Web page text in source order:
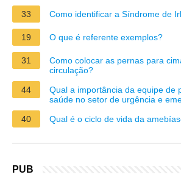
33
Como identificar a Síndrome de
19 O que é referente exemplos?
31
Como colocar as pernas para
circulação?
44
Qual a importância da equipe de
saúde no setor de urgência e
40
Qual é o ciclo de vida da
PUB